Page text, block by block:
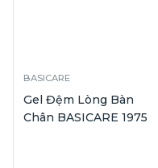
BASICARE
Gel Đệm Lòng Bàn
Chân BASICARE 1975